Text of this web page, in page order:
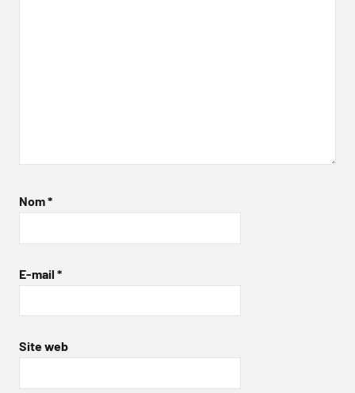
Nom*
E-mail *
Site web